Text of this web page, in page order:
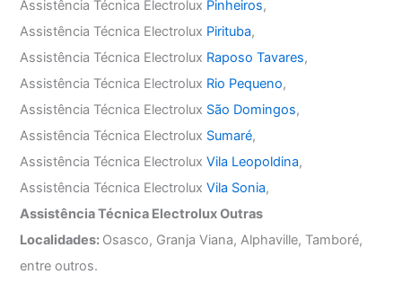
Assistência Técnica Electrolux Pinheiros,
Assistência Técnica Electrolux Pirituba,
Assistência Técnica Electrolux Raposo Tavares,
Assistência Técnica Electrolux Rio Pequeno,
Assistência Técnica Electrolux São Domingos,
Assistência Técnica Electrolux Sumaré,
Assistência Técnica ElectroluxVila Leopoldina,
Assistência Técnica ElectroluxVila Sonia,
Assistência Técnica Electrolux Outras
Localidades: Osasco, Granja Viana, Alphaville, Tamboré,
entre outros.